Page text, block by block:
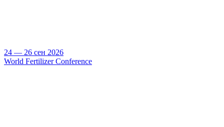
24 — 26 сен 2026
World Fertilizer Conference